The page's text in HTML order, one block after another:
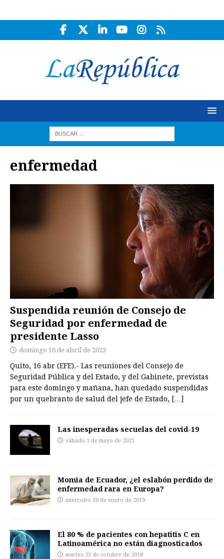
enfermedad
Suspendida reunión de Consejo de
Seguridad por enfermedad de
presidente Lasso
domingo 16 de abril de 2023
Quito, 16 abr (EFE).- Las reuniones del Consejo de
Seguridad Pública y del Estado, y del Gabinete, previstas
para este domingo y mañana, han quedado suspendidas
por un quebranto de salud del jefe de Estado, […]
Las inesperadas secuelas del covid-19
sábado 1 de mayo de 2021
Momia de Ecuador, ¿el eslabón perdido de
enfermedad rara en Europa?
miércoles 30 de enero de 2019
El 80 % de pacientes con hepatitis C en
Latinoamérica no están diagnosticados
martes 23 de octubre de 2018